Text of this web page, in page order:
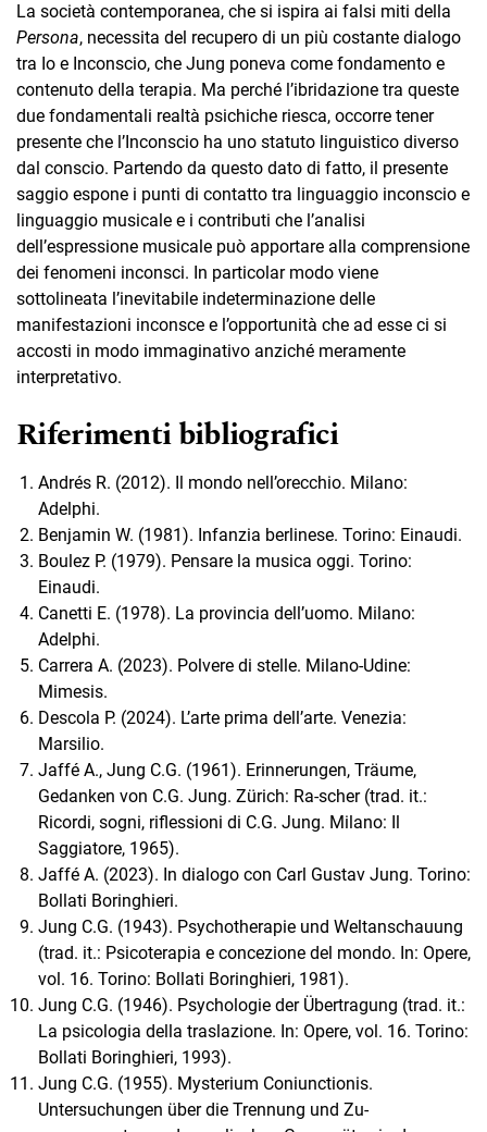
La società contemporanea, che si ispira ai falsi miti della
Persona, necessita del recupero di un più costante dialogo
tra Io e Inconscio, che Jung poneva come fondamento e
contenuto della terapia. Ma perché l’ibridazione tra queste
due fondamentali realtà psichiche riesca, occorre tener
presente che l’Inconscio ha uno statuto linguistico diverso
dal conscio. Partendo da questo dato di fatto, il presente
saggio espone i punti di contatto tra linguaggio inconscio e
linguaggio musicale e i contributi che l’analisi
dell’espressione musicale può apportare alla comprensione
dei fenomeni inconsci. In particolar modo viene
sottolineata l’inevitabile indeterminazione delle
manifestazioni inconsce e l’opportunità che ad esse ci si
accosti in modo immaginativo anziché meramente
interpretativo.
Riferimenti bibliografici
Andrés R. (2012). Il mondo nell’orecchio. Milano:
Adelphi.
Benjamin W. (1981). Infanzia berlinese. Torino: Einaudi.
Boulez P. (1979). Pensare la musica oggi. Torino:
Einaudi.
Canetti E. (1978). La provincia dell’uomo. Milano:
Adelphi.
Carrera A. (2023). Polvere di stelle. Milano-Udine:
Mimesis.
Descola P. (2024). L’arte prima dell’arte. Venezia:
Marsilio.
Jaffé A., Jung C.G. (1961). Erinnerungen, Träume,
Gedanken von C.G. Jung. Zürich: Ra-scher (trad. it.:
Ricordi, sogni, riflessioni di C.G. Jung. Milano: Il
Saggiatore, 1965).
Jaffé A. (2023). In dialogo con Carl Gustav Jung. Torino:
Bollati Boringhieri.
Jung C.G. (1943). Psychotherapie und Weltanschauung
(trad. it.: Psicoterapia e concezione del mondo. In: Opere,
vol. 16. Torino: Bollati Boringhieri, 1981).
Jung C.G. (1946). Psychologie der Übertragung (trad. it.:
La psicologia della traslazione. In: Opere, vol. 16. Torino:
Bollati Boringhieri, 1993).
Jung C.G. (1955). Mysterium Coniunctionis.
Untersuchungen über die Trennung und Zu-